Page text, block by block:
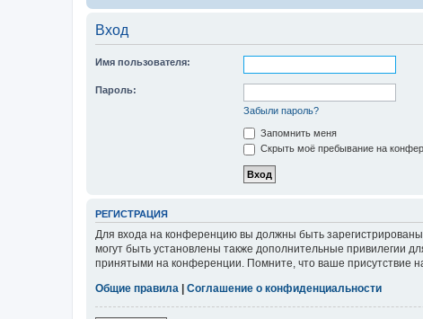
Вход
Имя пользователя:
Пароль:
Забыли пароль?
Запомнить меня
Скрыть моё пребывание на
РЕГИСТРАЦИЯ
Для входа на конференцию вы должны быть
могут быть установлены также дополнительные привилегии
принятыми на конференции. Помните, что ваше присутствие
Общие правила
Соглашение о конфиденциальности